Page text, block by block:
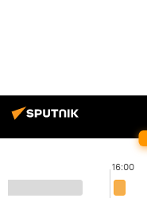
16:00